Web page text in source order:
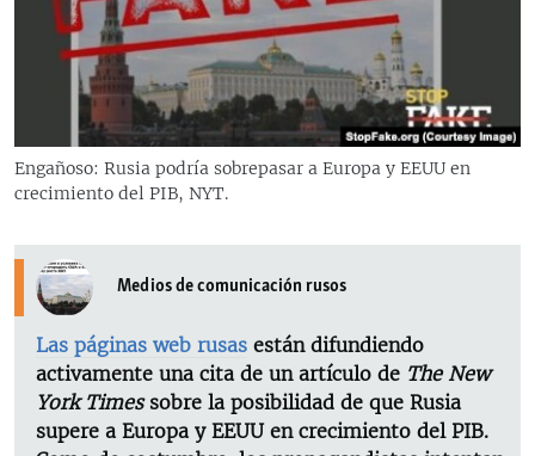
RADIO MARTÍ
ESPECIALES
ESPECIALES
LA REALIDAD DE LA VIVIENDA EN CUBA
SER VIEJO EN CUBA
LOS SANTOS DE HIALEAH
DESINFORMACIÓN RUSA EN AMÉRICA LATINA
LA INVASIÓN DE RUSIA A UCRANIA
MULTIMEDIA
EDITORIALES
Engañoso: Rusia podría sobrepasar a Europa y EEUU en
crecimiento del PIB, NYT.
Medios de comunicación rusos
Las páginas web rusas están difundiendo
activamente una cita de un artículo de The New
York Timessobre la posibilidad de que Rusia
supere a Europa y EEUU en crecimiento del PIB.